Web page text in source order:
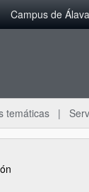
Campus de Álava
temáticas